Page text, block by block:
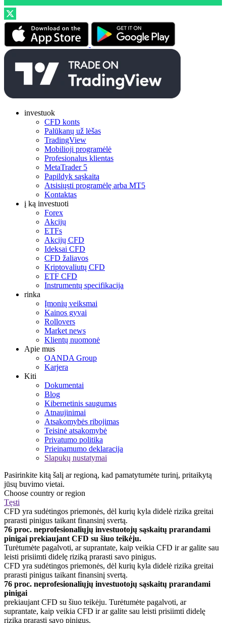
investuok
CFD konts
Palūkanų už lėšas
TradingView
Mobilioji programėlė
Profesionalus klientas
MetaTrader 5
Papildyk sąskaitą
Atsisiųsti programėlę arba MT5
Kontaktas
į ką investuoti
Forex
Akcijų
ETFs
Akcijų CFD
Ideksai CFD
CFD žaliavos
Kriptovaliutų CFD
ETF CFD
Instrumentų specifikacija
rinka
Įmonių veiksmai
Kainos gyvai
Rollovers
Market news
Klientų nuomonė
Apie mus
OANDA Group
Karjera
Kiti
Dokumentai
Blog
Kibernetinis saugumas
Atnaujinimai
Atsakomybės ribojimas
Teisinė atsakomybė
Privatumo politika
Prieinamumo deklaracija
Slapukų nustatymai
Pasirinkite kitą šalį ar regioną, kad pamatytumėte turinį, pritaikytą
jūsų buvimo vietai.
Choose country or region
Tęsti
CFD yra sudėtingos priemonės, dėl kurių kyla didelė rizika greitai
prarasti pinigus taikant finansinį svertą.
76 proc. neprofesionaliųjų investuotojų sąskaitų prarandami
pinigai prekiaujant CFD su šiuo teikėju.
Turėtumėte pagalvoti, ar suprantate, kaip veikia CFD ir ar galite sau
leisti prisiimti didelę riziką prarasti savo pinigus.
CFD yra sudėtingos priemonės, dėl kurių kyla didelė rizika greitai
prarasti pinigus taikant finansinį svertą.
76 proc. neprofesionaliųjų investuotojų sąskaitų prarandami
pinigai
prekiaujant CFD su šiuo teikėju. Turėtumėte pagalvoti, ar
suprantate, kaip veikia CFD ir ar galite sau leisti prisiimti didelę
riziką prarasti savo pinigus.